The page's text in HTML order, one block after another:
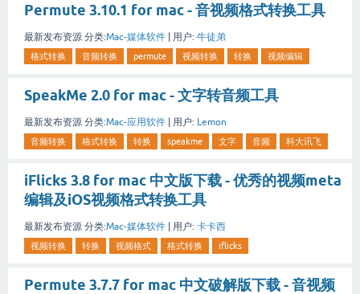
Permute 3.10.1 for mac - 音视频格式转换工具
最新发布资源 分类:Mac-媒体软件 | 用户: 牛徒弟
格式转换 音频转换 permute 视频转换 转换 视频编辑
SpeakMe 2.0 for mac - 文字转音频工具
最新发布资源 分类:Mac-应用软件 | 用户: Lemon
音频转换 格式转换 转换 speakme 文字 音频 科大讯飞
iFlicks 3.8 for mac 中文版下载 - 优秀的视频meta
编辑及iOS视频格式转换工具
最新发布资源 分类:Mac-媒体软件 | 用户: 卡卡西
视频转换 转换 视频格式 格式转换 iflicks
Permute 3.7.7 for mac 中文破解版下载 - 音视频